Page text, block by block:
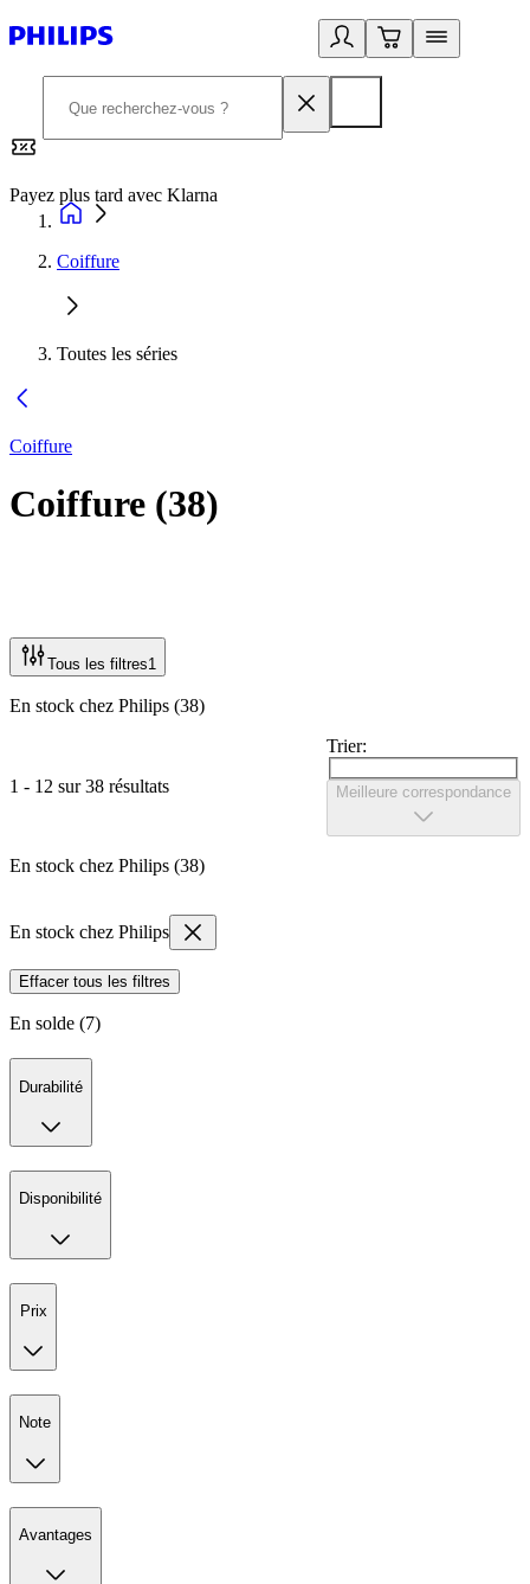
Payez plus tard avec Klarna
Coiffure
Toutes les séries
Coiffure
Coiffure (38)
Tous les filtres1
En stock chez Philips (38)
1 - 12 sur 38 résultats
Trier:
Meilleure correspondance
En stock chez Philips (38)
En stock chez Philips
Effacer tous les filtres
En solde (7)
Durabilité
Disponibilité
Prix
Note
Avantages